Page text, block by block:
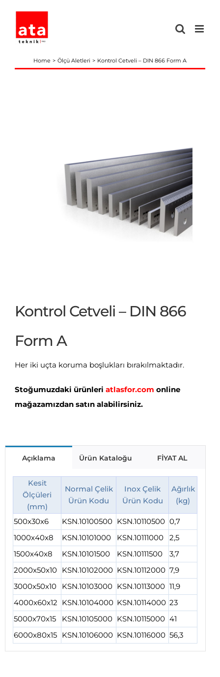
content
Home Ölçü Aletleri Kontrol Cetveli – DIN 866 Form A
Kontrol Cetveli – DIN 866
Form A
Her iki uçta koruma boşlukları bırakılmaktadır.
Stoğumuzdaki ürünleri atlasfor.com online
mağazamızdan satın alabilirsiniz.
Açıklama Ürün Kataloğu FİYAT AL
Kesit
Ölçüleri
(mm)
Normal Çelik
Ürün Kodu
Inox Çelik
Ürün Kodu
Ağırlık
(kg)
500x30x6 KSN.10100500 KSN.10110500 0,7
1000x40x8
KSN.10101000 KSN.10111000
2,5
1500x40x8
KSN.10101500 KSN.10111500
3,7
2000x50x10 KSN.10102000 KSN.10112000 7,9
3000x50x10
KSN.10103000 KSN.10113000 11,9
4000x60x12 KSN.10104000 KSN.10114000 23
5000x70x15
KSN.10105000 KSN.10115000 41
6000x80x15 KSN.10106000 KSN.10116000 56,3